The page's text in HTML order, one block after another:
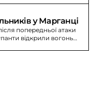
у Марганці
попередньої атаки
відкрили вогонь